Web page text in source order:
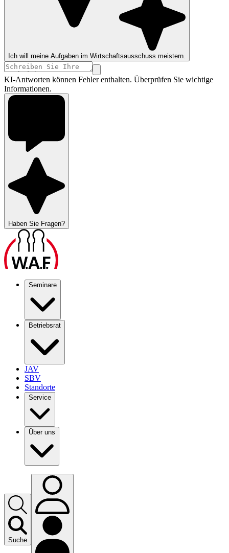
Ich will meine Aufgaben im Wirtschaftsausschuss meistern.
KI-Antworten können Fehler enthalten. Überprüfen Sie wichtige
Informationen.
Haben Sie Fragen?
Seminare
Betriebsrat
JAV
SBV
Standorte
Service
Über uns
Suche